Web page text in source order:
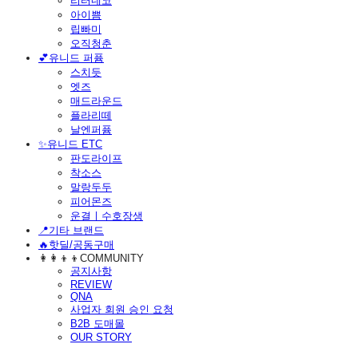
아이쁨
립빠미
오직청춘
💕유니드 퍼퓸
스치듯
엣즈
매드라운드
플라리떼
날엔퍼퓸
​✨유니드 ETC
판도라이프
착소스
말랑두두
피어몬즈
운결ㅣ수호장생
📍기타 브랜드
🔥핫딜/공동구매
👩‍👩‍👦‍👦COMMUNITY
공지사항
REVIEW
QNA
사업자 회원 승인 요청
B2B 도매몰
OUR STORY